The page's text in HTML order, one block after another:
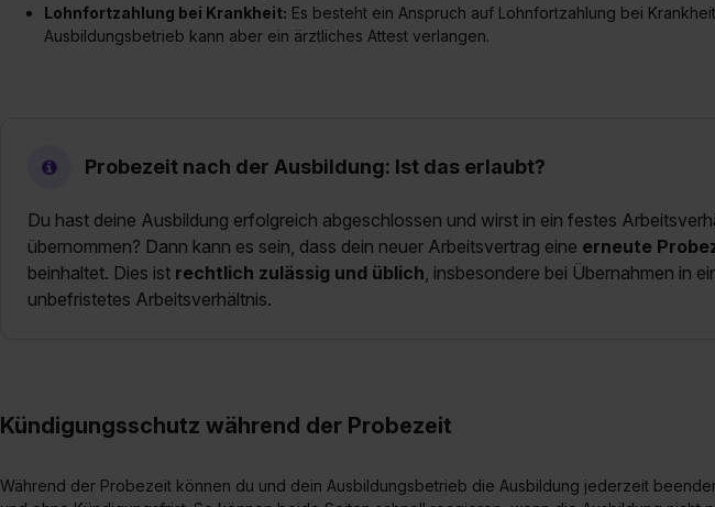
Lohnfortzahlung bei Krankheit: Es besteht ein Anspruch auf Lohnfortzahlung bei
Ausbildungsbetrieb kann aber ein ärztliches Attest verlangen.
Probezeit nach der Ausbildung: Ist das erlaubt?
Du hast deine Ausbildung erfolgreich abgeschlossen und wirst in ein festes
übernommen? Dann kann es sein, dass dein neuer Arbeitsvertrag eine erneute
beinhaltet. Dies ist rechtlich zulässig und üblich, insbesondere bei Übernahmen in
unbefristetes Arbeitsverhältnis.
Kündigungsschutz während der Probezeit
Während der Probezeit können du und dein Ausbildungsbetrieb die Ausbildung jederzeit